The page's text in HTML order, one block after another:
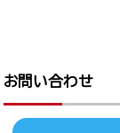
お問い合わせ